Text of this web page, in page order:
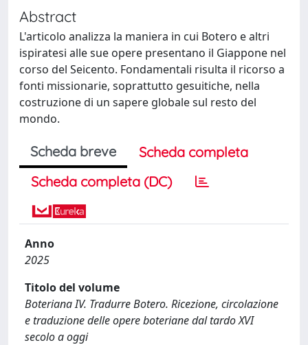
Abstract
L'articolo analizza la maniera in cui Botero e altri
ispiratesi alle sue opere presentano il Giappone nel
corso del Seicento. Fondamentali risulta il ricorso a
fonti missionarie, soprattutto gesuitiche, nella
costruzione di un sapere globale sul resto del
mondo.
Scheda breve
Scheda completa
Scheda completa (DC)
Anno
2025
Titolo del volume
Boteriana IV. Tradurre Botero. Ricezione, circolazione
e traduzione delle opere boteriane dal tardo XVI
secolo a oggi